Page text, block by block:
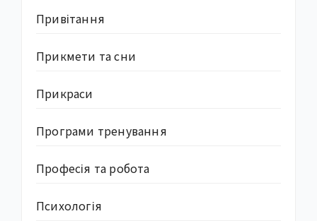
Привітання
Прикмети та сни
Прикраси
Програми тренування
Професія та робота
Психологія